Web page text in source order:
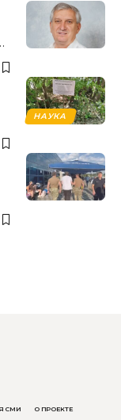
НАУКА
СМИ О ПРОЕКТЕ